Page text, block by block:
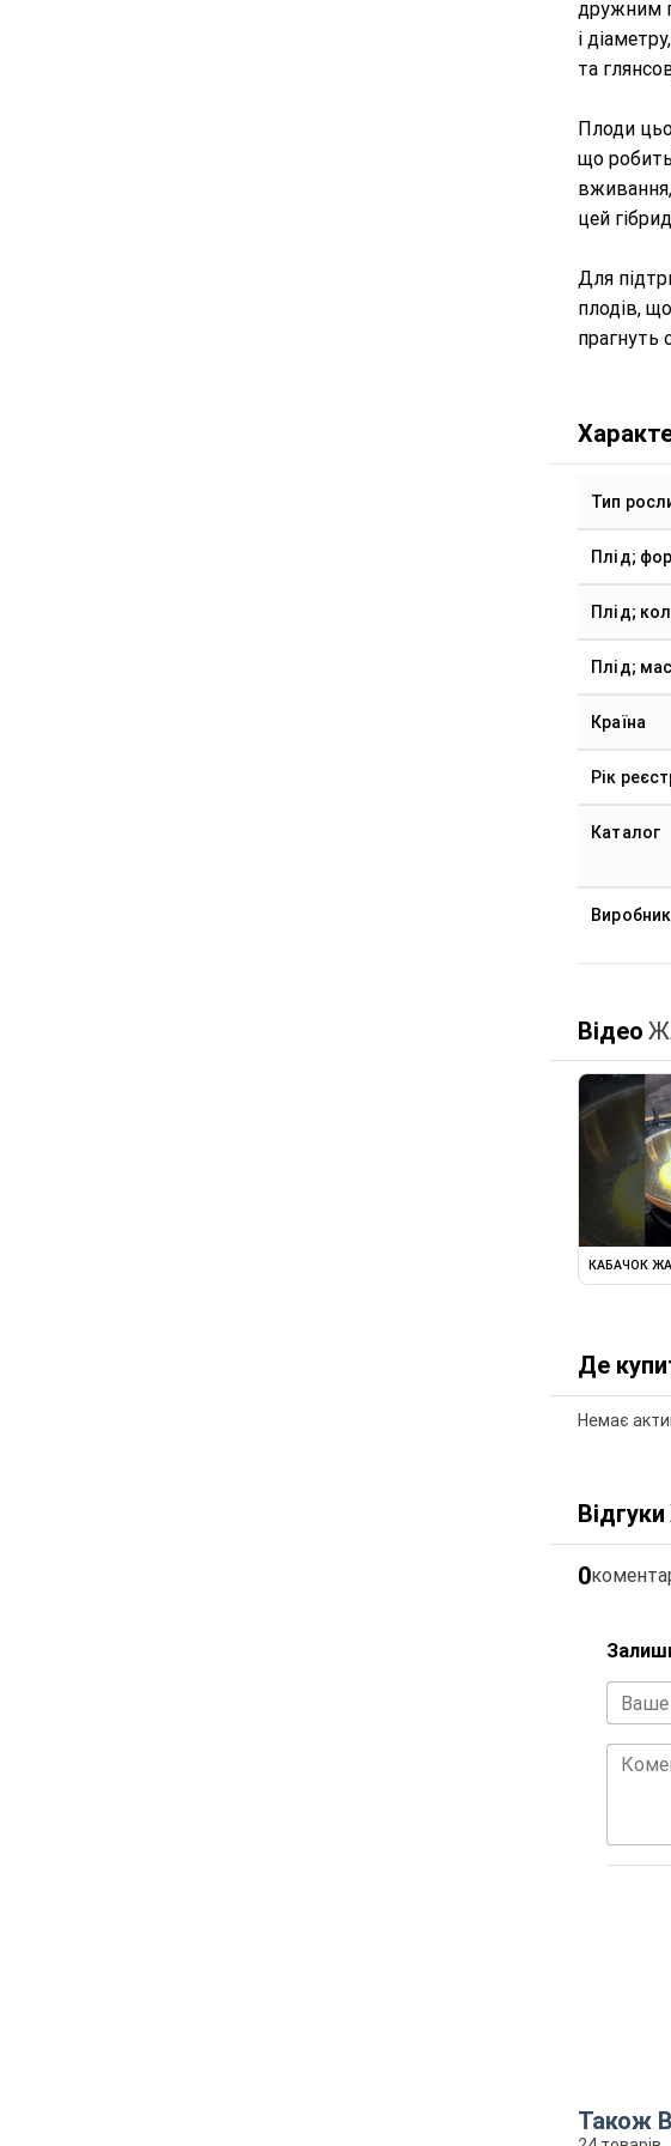
дружним
і
та
Плоди
що
вживання,
цей
Для
плодів,
прагнуть
Тип
Плід;
Плід;
Плід;
Країна
Рік
Каталог
Виробник
Відео
КАБАЧОК
Де
Немає
Відгуки
0
Ваше
Також